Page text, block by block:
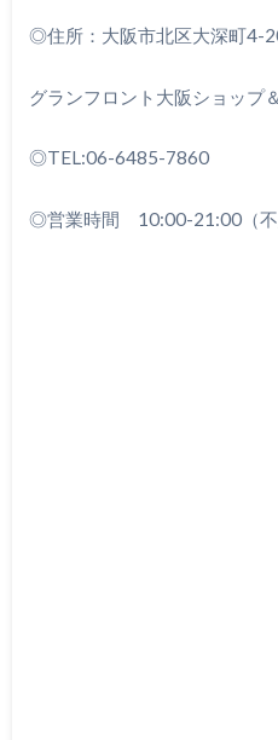
◎住所：大阪市北区大深町4-
グランフロント大阪ショッ
◎TEL:06-6485-7860
◎営業時間 10:00-21:00（不